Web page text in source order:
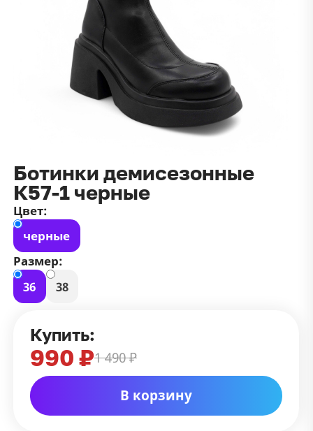
Ботинки демисезонные
К57-1 черные
Цвет:
черные
Размер:
36
38
Купить:
990 ₽1 490 ₽
В корзину
публичной оффертой
Зарегистрироваться
100 ₽
Чёрный
Белый